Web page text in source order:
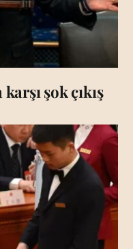
şok çıkış